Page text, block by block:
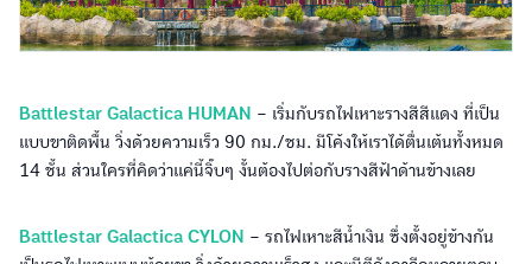
Battlestar Galactica HUMAN – เริ่มกับรถไฟเหาะรางสีสีแดง ที่เป็น
แบบขาติดพื้น วิ่งด้วยความเร็ว 90 กม./ชม. มีโค้งให้เราได้ตื่นเต้นทั้งหมด
14 ชั้น ส่วนใครที่คิดว่าแค่นี้จิ๊บๆ งั้นต้องไปต่อกับรางสีฟ้าด้านข้างเลย
Battlestar Galactica CYLON – รถไฟเหาะสีน้ำเงิน ซึ่งตั้งอยู่ข้างกัน